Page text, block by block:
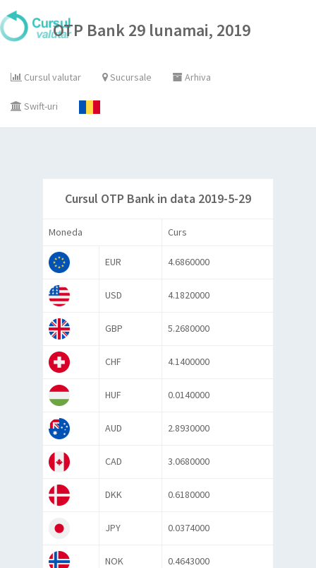
OTP Bank 29 lunamai, 2019
Cursul valutar Sucursale Arhiva
Swift-uri
Cursul OTP Bank in data 2019-5-29
Moneda Curs
EUR 4.6860000
USD 4.1820000
GBP 5.2680000
CHF 4.1400000
HUF 0.0140000
AUD 2.8930000
CAD 3.0680000
DKK 0.6180000
JPY 0.0374000
NOK 0.4643000